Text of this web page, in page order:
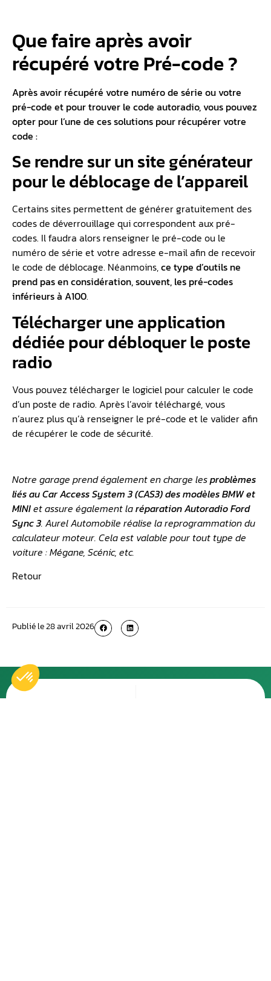
Que faire après avoir
récupéré votre Pré-code ?
Après avoir récupéré votre numéro de série ou votre
pré-code et pour trouver le code autoradio, vous pouvez
opter pour l’une de ces solutions pour récupérer votre
code :
Se rendre sur un site générateur
pour le déblocage de l’appareil
Certains sites permettent de générer gratuitement des
codes de déverrouillage qui correspondent aux pré-
codes. Il faudra alors renseigner le pré-code ou le
numéro de série et votre adresse e-mail afin de recevoir
le code de déblocage. Néanmoins,ce type d’outils ne
prend pas en considération, souvent, les pré-codes
inférieurs à A100.
Télécharger une application
dédiée pour débloquer le poste
radio
Vous pouvez télécharger le logiciel pour calculer le code
d’un poste de radio. Après l’avoir téléchargé, vous
n’aurez plus qu’à renseigner le pré-code et le valider afin
de récupérer le code de sécurité.
Notre garage prend également en charge lesproblèmes
liés au Car Access System 3 (CAS3) des modèles BMW et
MINIet assure également laréparation Autoradio Ford
Sync 3. Aurel Automobile réalise la reprogrammation du
calculateur moteur. Cela est valable pour tout type de
voiture : Mégane, Scénic, etc.
Retour
Publié le28 avril 2026